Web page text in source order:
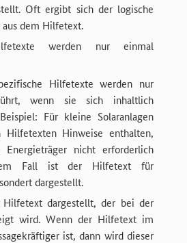
Oft ergibt sich der logische
aus dem Hilfetext.
werden nur einmal
Hilfetexte werden nur
wenn sie sich inhaltlich
Für kleine Solaranlagen
Hinweise enthalten,
nicht erforderlich
Fall ist der Hilfetext für
dargestellt.
dargestellt, der bei der
wird. Wenn der Hilfetext im
ist, dann wird dieser